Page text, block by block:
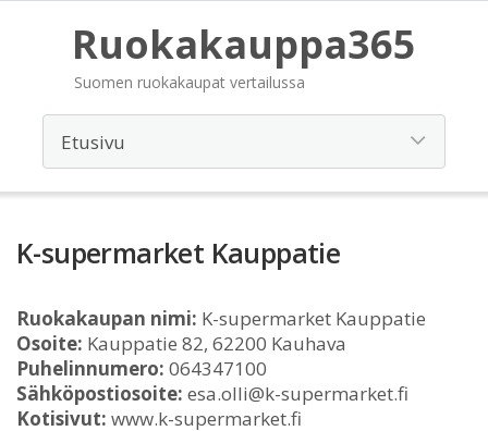
Ruokakauppa365
Suomen ruokakaupat vertailussa
K-supermarket Kauppatie
Ruokakaupan nimi: K-supermarket Kauppatie
Osoite: Kauppatie 82, 62200 Kauhava
Puhelinnumero: 064347100
Sähköpostiosoite: esa.olli@k-supermarket.fi
Kotisivut: www.k-supermarket.fi